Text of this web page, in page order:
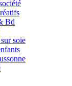
Bd
soie